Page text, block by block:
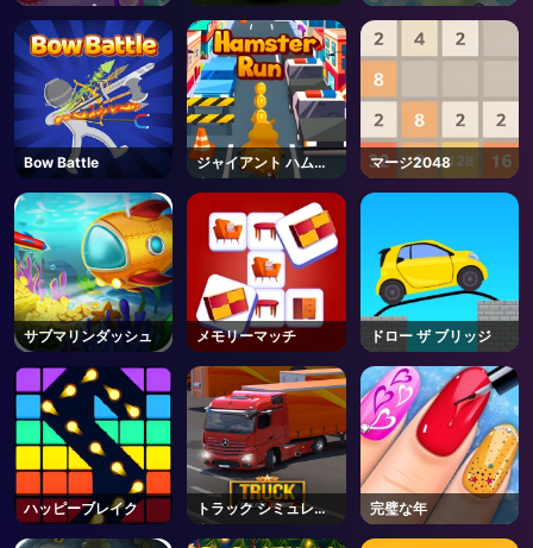
レスアップ
ク
Bow Battle
ジャイアント ハムス
ター ラン
マージ2048
サブマリンダッシュ メモリーマッチ ドロー ザ ブリッジ
ハッピーブレイク
トラック シミュレー
ター
完璧な年